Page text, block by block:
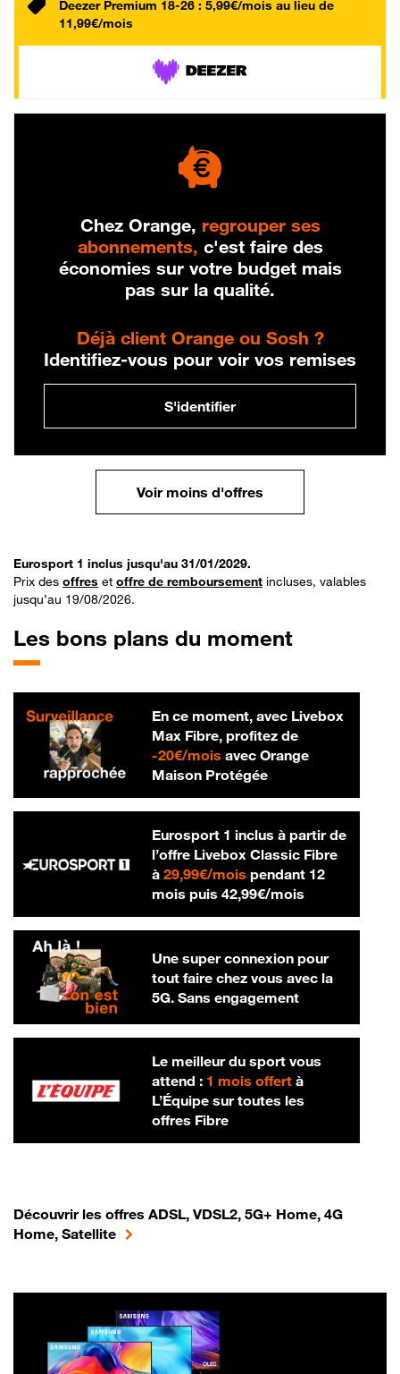
Deezer Premium 18-26 : 5,99€/mois au lieu de
11,99€/mois
Chez Orange, regrouper ses
abonnements, c'est faire des
économies sur votre budget mais
pas sur la qualité.
Déjà client Orange ou Sosh ?
Identifiez-vous pour voir vos remises
S'identifier
Voir moins d'offres
Eurosport 1 inclus jusqu'au 31/01/2029.
Prix des offres et offre de remboursement incluses, valables
jusqu’au 19/08/2026.
Les bons plans du moment
En ce moment, avec Livebox
Max Fibre, profitez de
-20€/mois20 € par mois
avec Orange
Maison Protégée
Eurosport 1 inclus à partir de
l’offre Livebox Classic Fibre
à 29,99€/mois29,99 € par mois
pendant 12
mois puis 42,99€/mois42,99 € par
Une super connexion pour
tout faire chez vous avec la
5G. Sans engagement
Le meilleur du sport vous
attend : 1 mois offertà
L’Équipe sur toutes les
offres Fibre
Découvrir les offres ADSL, VDSL2, 5G+ Home, 4G
Home, Satellite